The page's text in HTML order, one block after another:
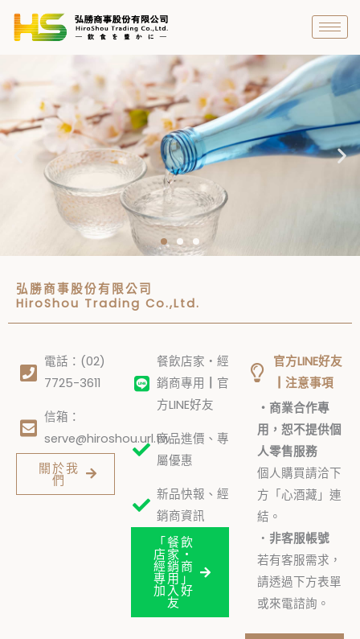
內
弘勝商事股份有限公司
代理進口各式日本酒類飲品，致力於傳遞日本餐飲的
化！
弘勝商事股份有限公司
HiroShou Trading Co.,Ltd.
電話：(02)
7725-3611
信箱：
serve@hiroshou.url.tw
關於我
們
餐飲店家・經
銷商專用┃官
方LINE好友
商品進價、專
屬優惠
新品快報、經
銷商資訊
「餐飲
店家・
經銷商
專用」
加入好
友
官方LINE好友
┃注意事項
・商業合作專
用，恕不提供個
人零售服務
個人購買請洽下
方「心酒藏」連
結。
・ 非客服帳號
若有客服需求，
請透過下方表單
或來電諮詢。